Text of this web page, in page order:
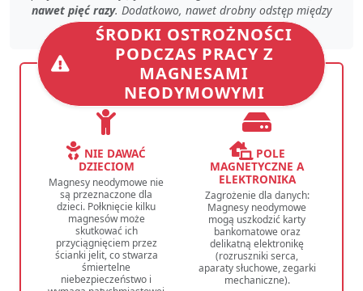
nawet pięć razy. Dodatkowo, nawet drobny odstępmiędzy
magnesem, a blachązmniejszasiłę trzymania.
ŚRODKI OSTROŻNOŚCI
PODCZAS PRACY Z
MAGNESAMI
NEODYMOWYMI
NIE DAWAĆ
DZIECIOM
Magnesy neodymowe nie
są przeznaczone dla
dzieci. Połknięcie kilku
magnesów może
skutkować ich
przyciągnięciem przez
ścianki jelit, co stwarza
śmiertelne
niebezpieczeństwo i
POLE
MAGNETYCZNE A
ELEKTRONIKA
Zagrożenie dla danych:
Magnesy neodymowe
mogą uszkodzić karty
bankomatowe oraz
delikatną elektronikę
(rozruszniki serca,
aparaty słuchowe, zegarki
mechaniczne).